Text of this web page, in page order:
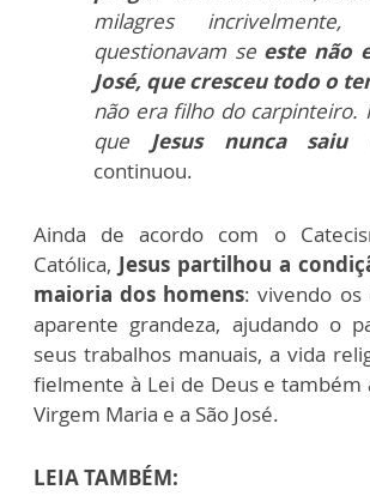
milagres
questionavam se este não
José, que cresceu todo o
não era filho do carpinteiro.
que Jesus nunca saiu
continuou.
Ainda de acordo com o
Católica, Jesus partilhou a
maioria dos homens: vivendo os
aparente grandeza, ajudando o
seus trabalhos manuais, a vida
fielmente à Lei de Deus e também
Virgem Maria e a São José.
LEIA TAMBÉM: